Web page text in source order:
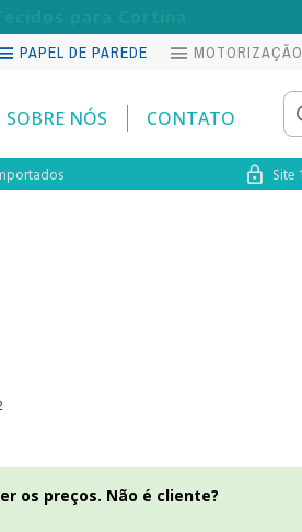
PAPEL DE PAREDE MOTORIZAÇÃO
SOBRE NÓS CONTATO
os preços. Não é cliente?